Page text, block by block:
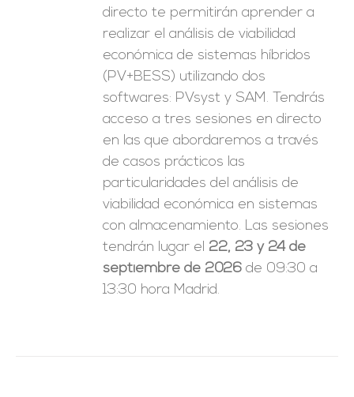
directo te permitirán aprender a
realizar el análisis de viabilidad
económica de sistemas híbridos
(PV+BESS) utilizando dos
softwares: PVsyst y SAM. Tendrás
acceso a tres sesiones en directo
en las que abordaremos a través
de casos prácticos las
particularidades del análisis de
viabilidad económica en sistemas
con almacenamiento. Las sesiones
tendrán lugar el 22, 23 y 24 de
septiembre de 2026 de 09:30 a
13:30 hora Madrid.